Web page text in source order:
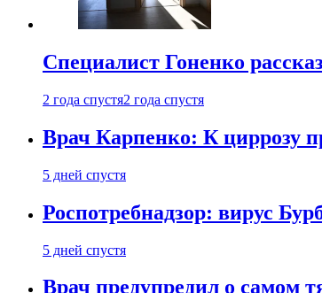
Специалист Гоненко
2 года спустя2 года спустя
Врач Карпенко: К циррозу
5 дней спустя
Роспотребнадзор: вирус
5 дней спустя
Врач предупредил о самом